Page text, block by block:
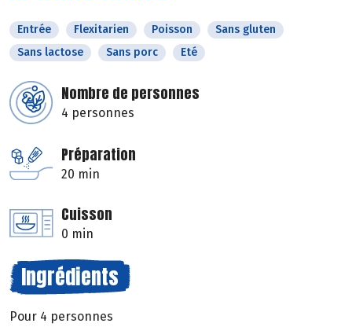
Entrée Flexitarien Poisson
Sans gluten
Sans lactose
Sans porc Eté
Nombre de personnes
4 personnes
Préparation
20 min
Cuisson
0 min
Ingrédients
Pour 4 personnes